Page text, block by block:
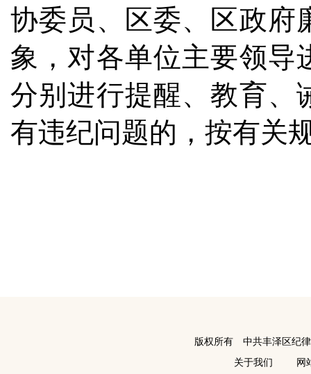
协委员、区委、区政府
象，对各单位主要领导
分别进行提醒、教育、
有违纪问题的，按有关
版权所有 中共丰泽区纪
关于我们
网